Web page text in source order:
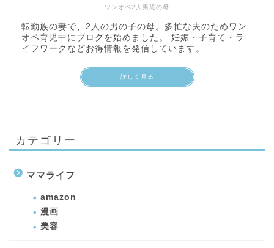
ワンオペ2人男児の母
転勤族の妻で、2人の男の子の母。多忙な夫のためワン
オペ育児中にブログを始めました。 妊娠・子育て・ラ
イフワークなどお得情報を発信しています。
詳しく見る
カテゴリー
ママライフ
amazon
漫画
美容